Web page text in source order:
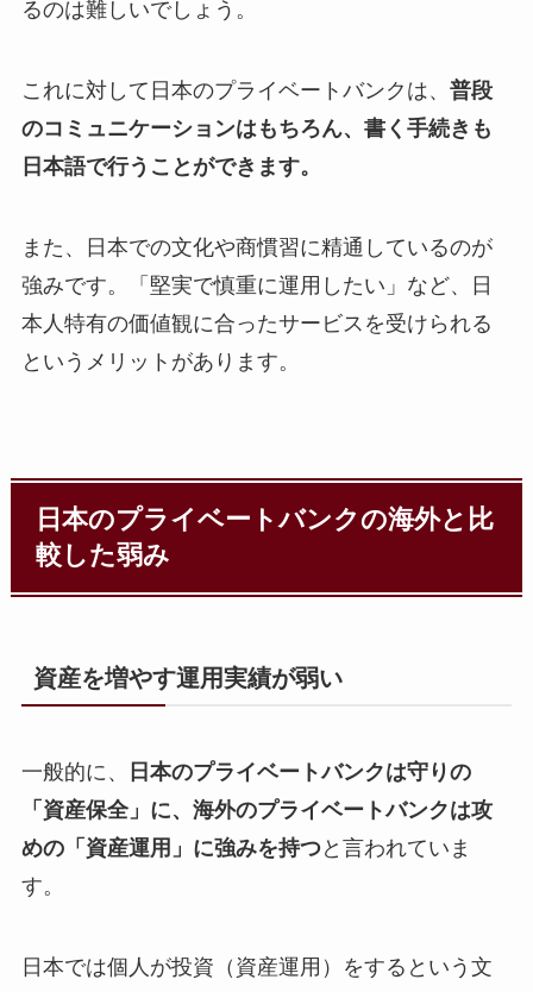
るのは難しいでしょう。
これに対して日本のプライベートバンクは、 普段
のコミュニケーションはもちろん、書く手続きも
日本語で行うことができます。
また、日本での文化や商慣習に精通しているのが
強みです。「堅実で慎重に運用したい」など、日
本人特有の価値観に合ったサービスを受けられる
というメリットがあります。
日本のプライベートバンクの海外と比
較した弱み
資産を増やす運用実績が弱い
一般的に、
日本のプライベートバンクは守りの
「資産保全」に、海外のプライベートバンクは攻
めの「資産運用」に強みを持つと言われていま
す。
日本では個人が投資（資産運用）をするという文